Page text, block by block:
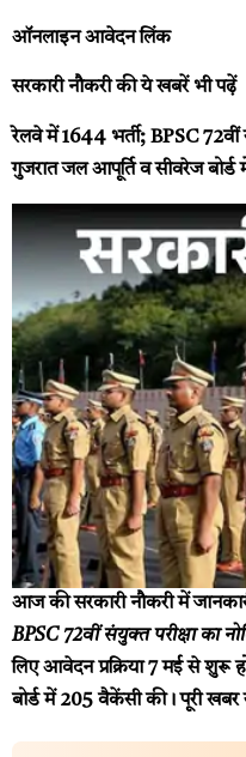
ऑनलाइन आवेदन लिंक
सरकारी नौकरी की ये खबरें भी पढ़ें
रेलवे में 1644 भर्ती; BPSC 72वीं
गुजरात जल आपूर्ति व सीवरेज
आज की सरकारी नौकरी में
BPSC 72वीं संयुक्त परीक्षा का
लिए आवेदन प्रक्रिया 7 मई से शुरू
बोर्ड में 205 वैकेंसी की। पूरी खबर